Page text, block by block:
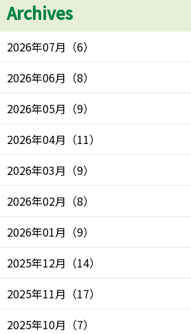
Archives
2026年07月 （6）
2026年06月 （8）
2026年05月 （9）
2026年04月 （11）
2026年03月 （9）
2026年02月 （8）
2026年01月 （9）
2025年12月 （14）
2025年11月 （17）
2025年10月 （7）